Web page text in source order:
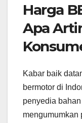
Harga
Apa
Kabar baik
bermotor di
penyedia
mengumumkan